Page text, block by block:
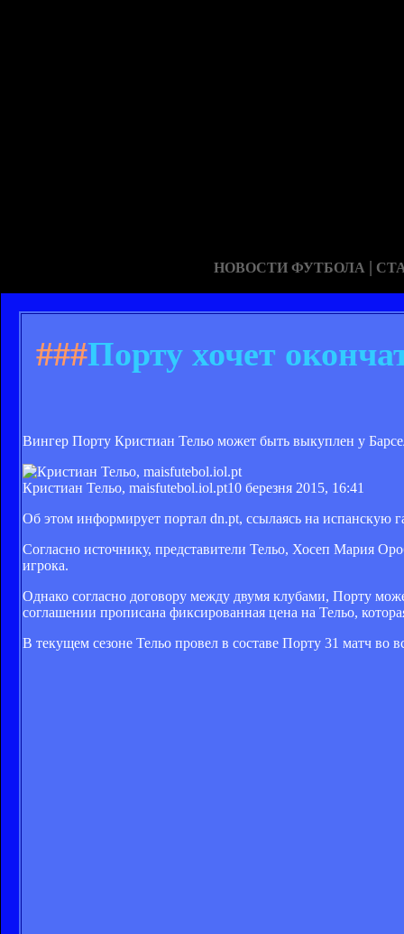
НОВОСТИ ФУТБОЛА |
###Порту хочет
Вингер Порту Кристиан Тельо может быть выкуплен у
Кристиан Тельо, maisfutebol.iol.pt10 березня 2015, 16:41
Об этом информирует портал dn.pt, ссылаясь на испанскую
Согласно источнику, представители Тельо, Хосеп Мария
игрока.
Однако согласно договору между двумя клубами, Порту
соглашении прописана фиксированная цена на Тельо,
В текущем сезоне Тельо провел в составе Порту 31 матч во